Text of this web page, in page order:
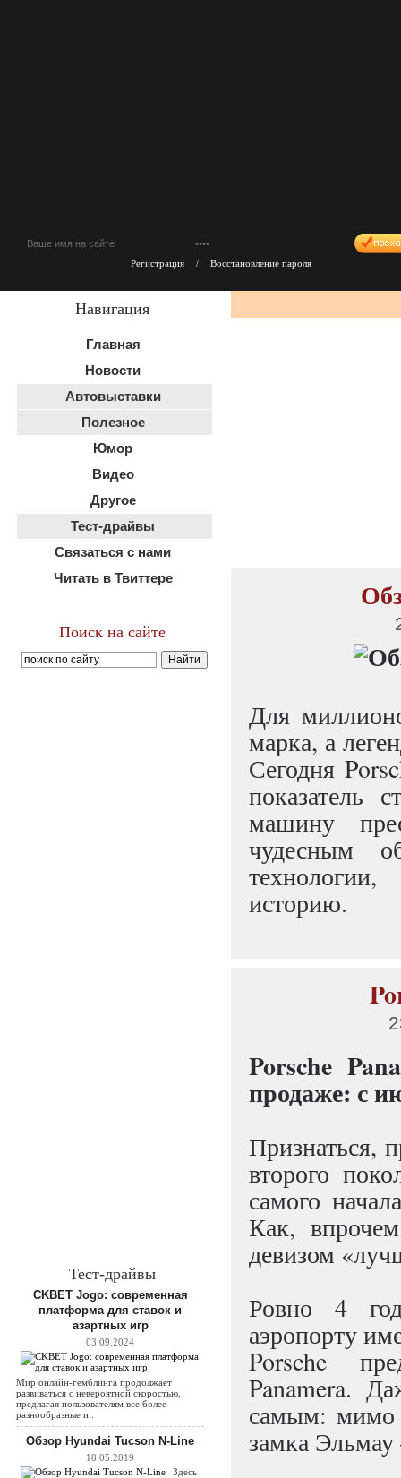
Регистрация / Восстановление пароля
Навигация
Главная
Новости
Автовыставки
Полезное
Юмор
Видео
Другое
Тест-драйвы
Связаться с нами
Читать в Твиттере
Поиск на сайте
Тест-драйвы
CKBET Jogo: современная
платформа для ставок и
азартных игр
03.09.2024
Мир онлайн-гемблинга продолжает
развиваться с невероятной скоростью,
предлагая пользователям все более
разнообразные и..
Обзор Hyundai Tucson N-Line
18.05.2019
Здесь
Для
марка, а
Сегодня
показатель
машину
чудесным
историю.
Porsche
продаже: с
Признаться,
второго
самого
Как,
девизом
Ровно 4
аэропорту
Porsche
Panamera.
самым: мимо
замка